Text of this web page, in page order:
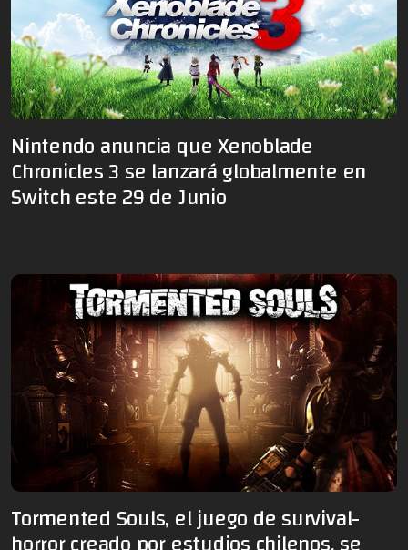
Nintendo anuncia que Xenoblade
Chronicles 3 se lanzará globalmente en
Switch este 29 de Junio
Tormented Souls, el juego de survival-